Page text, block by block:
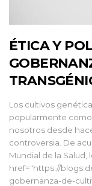
ÉTICA Y
Los cultivos
popularmente
nosotros desde
controversia. De
Mundial de la Salud,
href="https://
gobernanza-de-